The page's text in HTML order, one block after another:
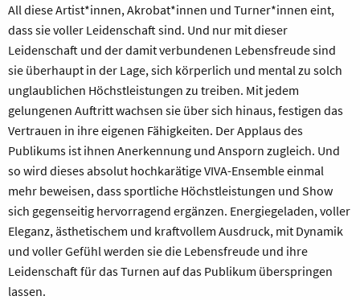
All diese Artist*innen, Akrobat*innen und Turner*innen eint,
dass sie voller Leidenschaft sind. Und nur mit dieser
Leidenschaft und der damit verbundenen Lebensfreude sind
sie überhaupt in der Lage, sich körperlich und mental zu solch
unglaublichen Höchstleistungen zu treiben. Mit jedem
gelungenen Auftritt wachsen sie über sich hinaus, festigen das
Vertrauen in ihre eigenen Fähigkeiten. Der Applaus des
Publikums ist ihnen Anerkennung und Ansporn zugleich. Und
so wird dieses absolut hochkarätige VIVA-Ensemble einmal
mehr beweisen, dass sportliche Höchstleistungen und Show
sich gegenseitig hervorragend ergänzen. Energiegeladen, voller
Eleganz, ästhetischem und kraftvollem Ausdruck, mit Dynamik
und voller Gefühl werden sie die Lebensfreude und ihre
Leidenschaft für das Turnen auf das Publikum überspringen
lassen.